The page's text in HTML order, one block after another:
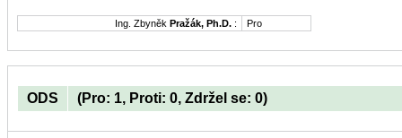
Ing. Zbyněk Pražák, Ph.D. : Pro
ODS (Pro: 1, Proti: 0, Zdržel se: 0)